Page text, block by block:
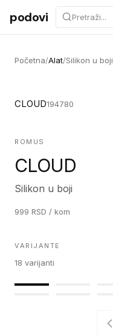
Preskoči na sadržaj
podovi
Početna/Alat/Silikon u boji
CLOUD194780
ROMUS
CLOUD
Silikon u boji
999 RSD / kom
VARIJANTE
18 varijanti